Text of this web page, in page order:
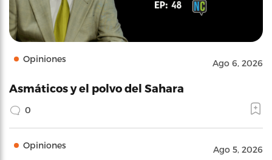
Opiniones Ago 6, 2026
Asmáticos y el polvo del Sahara
0
Opiniones Ago 5, 2026